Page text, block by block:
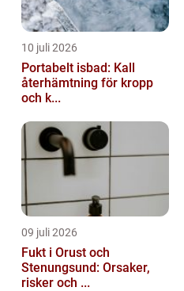
10 juli 2026
Portabelt isbad: Kall
återhämtning för kropp
och k...
09 juli 2026
Fukt i Orust och
Stenungsund: Orsaker,
risker och ...